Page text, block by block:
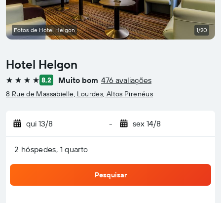
Hotel Helgon
4 estrelas 8,2 Muito bom 476 avaliações
8 Rue de Massabielle, Lourdes, Altos Pirenéus
qui 13/8 - sex 14/8
2 hóspedes, 1 quarto
Pesquisar
Fotos de Hotel Helgon 1/20